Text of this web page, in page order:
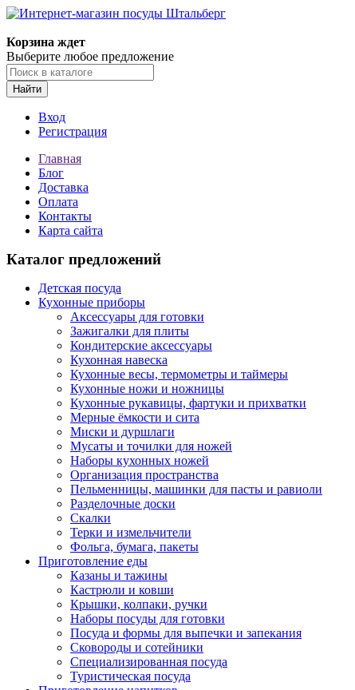
Корзина ждет
Выберите любое предложение
Найти
Вход
Регистрация
Главная
Блог
Доставка
Оплата
Контакты
Карта сайта
Каталог предложений
Детская посуда
Кухонные приборы
Аксессуары для готовки
Зажигалки для плиты
Кондитерские аксессуары
Кухонная навеска
Кухонные весы, термометры и таймеры
Кухонные ножи и ножницы
Кухонные рукавицы, фартуки и прихватки
Мерные ёмкости и сита
Миски и дуршлаги
Мусаты и точилки для ножей
Наборы кухонных ножей
Организация пространства
Пельменницы, машинки для пасты и равиоли
Разделочные доски
Скалки
Терки и измельчители
Фольга, бумага, пакеты
Приготовление еды
Казаны и тажины
Кастрюли и ковши
Крышки, колпаки, ручки
Наборы посуды для готовки
Посуда и формы для выпечки и запекания
Сковороды и сотейники
Специализированная посуда
Туристическая посуда